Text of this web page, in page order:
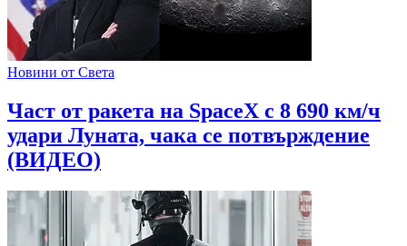
Новини от Света
Част от ракета на SpaceX с 8 690 км/ч
удари Луната, чака се потвърждение
(ВИДЕО)